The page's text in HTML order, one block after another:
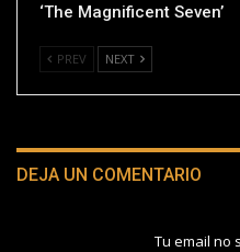
‘The Magnificent Seven’
PREV NEXT
DEJA UN COMENTARIO
Tu email no